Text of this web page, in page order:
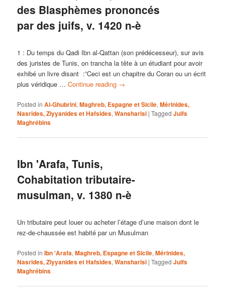
des Blasphèmes prononcés
par des juifs, v. 1420 n-è
1 : Du temps du Qadi Ibn al-Qattan (son prédécesseur), sur avis
des juristes de Tunis, on trancha la tête à un étudiant pour avoir
exhibé un livre disant :”Ceci est un chapitre du Coran ou un écrit
plus véridique …Continue reading →
Posted in Al-Ghubrini,Maghreb, Espagne et Sicile,Mérinides,
Nasrides, Ziyyanides et Hafsides,Wansharisi |Tagged Juifs
Maghrébins
Ibn 'Arafa, Tunis,
Cohabitation tributaire-
musulman, v. 1380 n-è
Un tributaire peut louer ou acheter l’étage d’une maison dont le
rez-de-chaussée est habité par un Musulman
Posted in Ibn 'Arafa,Maghreb, Espagne et Sicile,Mérinides,
Nasrides, Ziyyanides et Hafsides,Wansharisi |Tagged Juifs
Maghrébins